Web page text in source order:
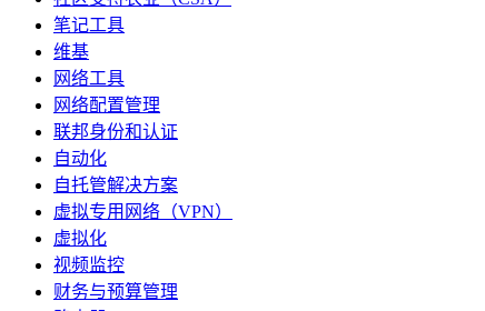
笔记工具
维基
网络工具
网络配置管理
联邦身份和认证
自动化
自托管解决方案
虚拟专用网络（VPN）
虚拟化
视频监控
财务与预算管理